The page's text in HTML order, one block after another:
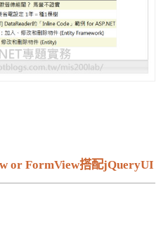
or FormView搭配jQueryUI